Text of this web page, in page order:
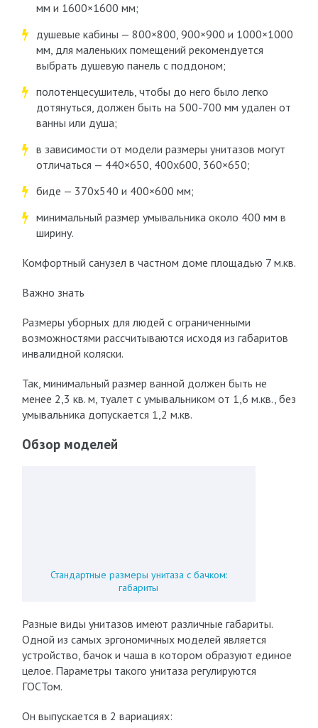
мм и 1600×1600 мм;
душевые кабины — 800×800, 900×900 и 1000×1000
мм, для маленьких помещений рекомендуется
выбрать душевую панель с поддоном;
полотенцесушитель, чтобы до него было легко
дотянуться, должен быть на 500-700 мм удален от
ванны или душа;
в зависимости от модели размеры унитазов могут
отличаться — 440×650, 400х600, 360×650;
биде — 370х540 и 400×600 мм;
минимальный размер умывальника около 400 мм в
ширину.
Комфортный санузел в частном доме площадью 7 м.кв.
Важно знать
Размеры уборных для людей с ограниченными
возможностями рассчитываются исходя из габаритов
инвалидной коляски.
Так, минимальный размер ванной должен быть не
менее 2,3 кв. м, туалет с умывальником от 1,6 м.кв., без
умывальника допускается 1,2 м.кв.
Обзор моделей
Стандартные размеры унитаза с бачком:
габариты
Разные виды унитазов имеют различные габариты.
Одной из самых эргономичных моделей является
устройство, бачок и чаша в котором образуют единое
целое. Параметры такого унитаза регулируются
ГОСТом.
Он выпускается в 2 вариациях: